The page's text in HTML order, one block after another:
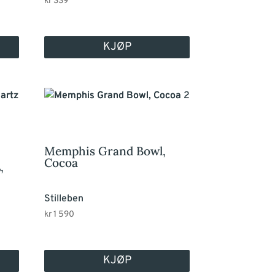
KJØP
Memphis Grand Bowl,
Cocoa
Stilleben
kr1 590
KJØP